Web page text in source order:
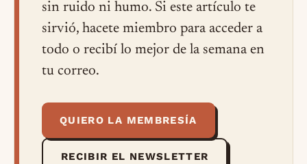
sin ruido ni humo. Si este artículo te
sirvió, hacete miembro para acceder a
todo o recibí lo mejor de la semana en
tu correo.
QUIERO LA MEMBRESÍA
RECIBIR EL NEWSLETTER